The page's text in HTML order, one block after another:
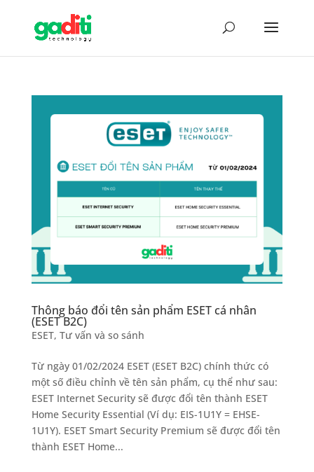
Thông báo đổi tên sản phẩm ESET cá nhân
(ESET B2C)
ESET, Tư vấn và so sánh
Từ ngày 01/02/2024 ESET (ESET B2C) chính thức có
một số điều chỉnh về tên sản phẩm, cụ thể như sau:
ESET Internet Security sẽ được đổi tên thành ESET
Home Security Essential (Ví dụ: EIS-1U1Y = EHSE-
1U1Y). ESET Smart Security Premium sẽ được đổi tên
thành ESET Home...